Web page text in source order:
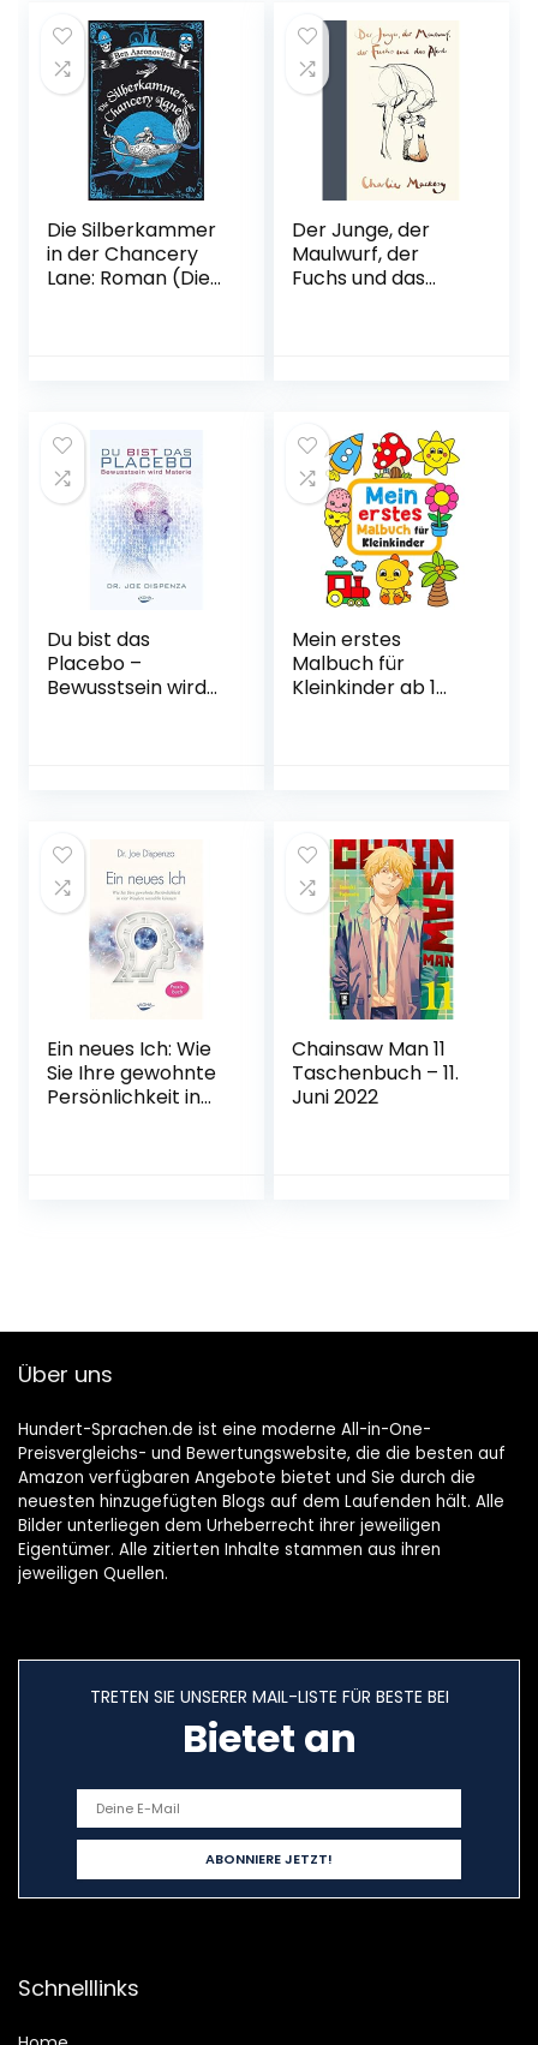
Die Silberkammer
in der Chancery
Lane: Roman (Die
Der Junge, der
Maulwurf, der
Fuchs und das
verschenken
wollen Gebundene
Ausgabe – 28.
Februar 2020
Du bist das
Placebo –
Bewusstsein wird
Mein erstes
Malbuch für
Kleinkinder ab 1
(Kritzelbuch, Band
1) Taschenbuch –
17. Januar 2022
Ein neues Ich: Wie
Sie Ihre gewohnte
Persönlichkeit in
Chainsaw Man 11
Taschenbuch – 11.
Juni 2022
Über uns
Hundert-Sprachen.de ist eine moderne All-in-One-
Preisvergleichs- und Bewertungswebsite, die die besten auf
Amazon verfügbaren Angebote bietet und Sie durch die
neuesten hinzugefügten Blogs auf dem Laufenden hält. Alle
Bilder unterliegen dem Urheberrecht ihrer jeweiligen
Eigentümer. Alle zitierten Inhalte stammen aus ihren
jeweiligen Quellen.
TRETEN SIE UNSERER MAIL-LISTE FÜR BESTE BEI
Bietet an
Schnelllinks